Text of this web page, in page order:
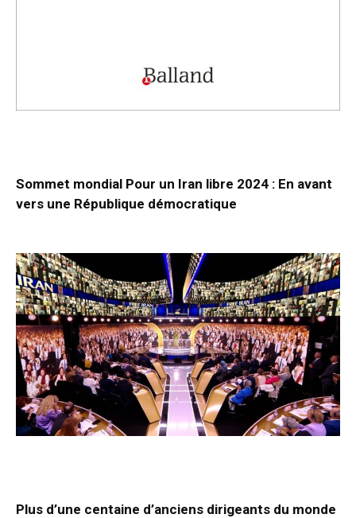
Sommet mondial Pour un Iran libre 2024 : En avant
vers une République démocratique
Plus d’une centaine d’anciens dirigeants du monde